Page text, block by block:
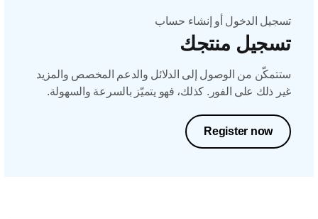
تسجيل الدخول أو إنشاء حساب
تسجيل منتجك
ستتمكّن من الوصول إلى الدلائل والدعم المخصص والمزيد
غير ذلك على الفور. كذلك، فهو يتميّز بالسرعة والسهولة.
Register now